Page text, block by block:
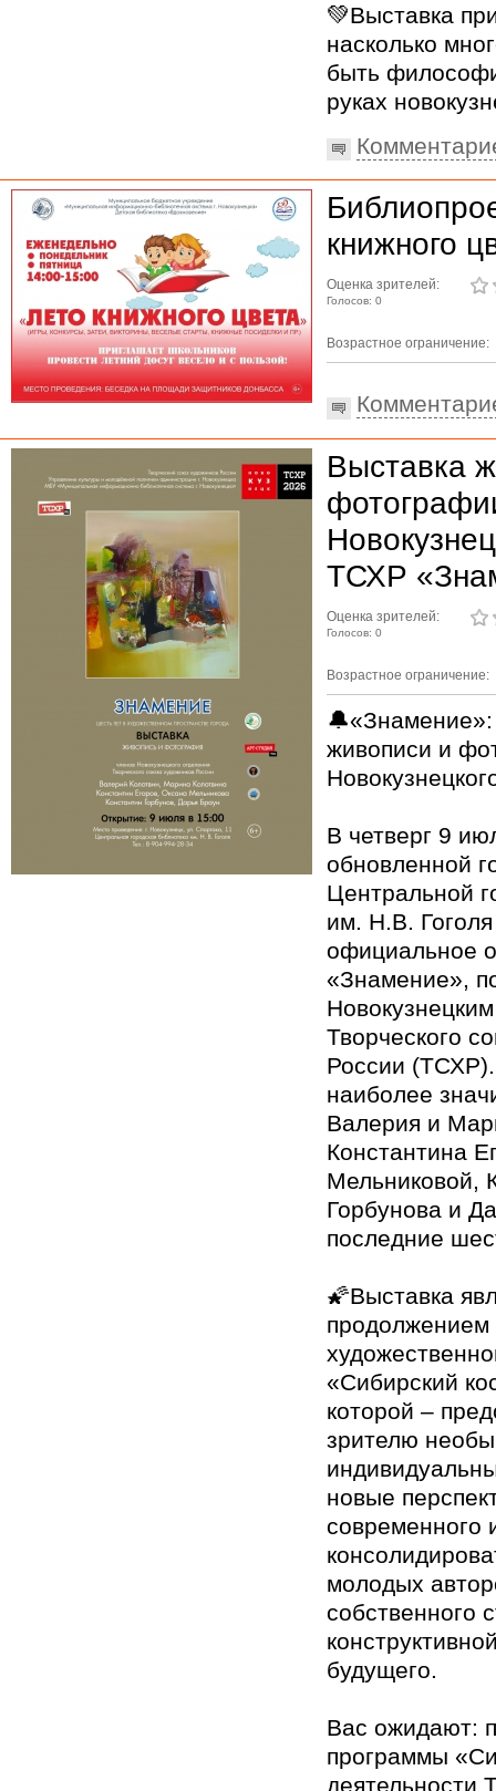
💚Выставка
насколько
быть
руках
книжного
Оценка зрителей:
Голосов: 0
Возрастное ограничение:
Выставка
ТСХР
Оценка зрителей:
Голосов: 0
Возрастное ограничение:
живописи и
В четверг 9
обновленной
Центральной
им. Н.В. Гоголя
официальное
«Знамение»,
Творческого
России
наиболее
Валерия и
Константина
Мельниковой,
Горбунова и
последние
🌠Выставка
продолжением
«Сибирский
которой –
зрителю
новые
современного
молодых
собственного
будущего.
Вас ожидают:
программы
деятельности